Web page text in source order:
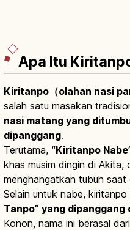
Apa Itu
Kiritanpo（olahan nasi
salah satu masakan
nasi matang yang
dipanggang.
Terutama, “Kiritanpo
khas musim dingin di Akita,
menghangatkan tubuh saat
Selain untuk nabe,
Tanpo” yang dipanggang
Konon, nama ini berasal